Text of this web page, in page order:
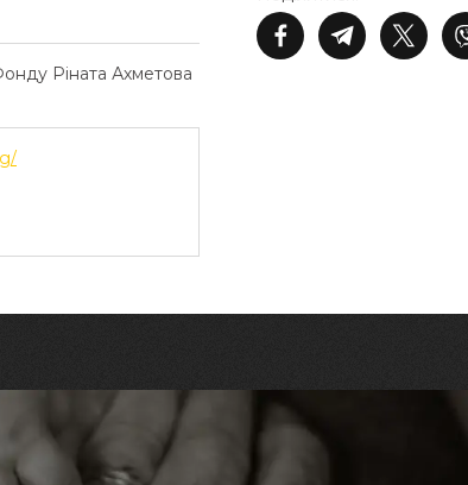
Ріната Ахметова